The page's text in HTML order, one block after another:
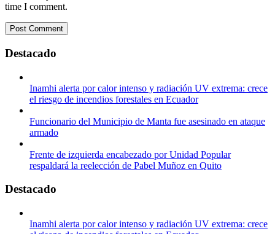
time I comment.
Destacado
Inamhi alerta por calor intenso y radiación UV extrema: crece
el riesgo de incendios forestales en Ecuador
Funcionario del Municipio de Manta fue asesinado en ataque
armado
Frente de izquierda encabezado por Unidad Popular
respaldará la reelección de Pabel Muñoz en Quito
Destacado
Inamhi alerta por calor intenso y radiación UV extrema: crece